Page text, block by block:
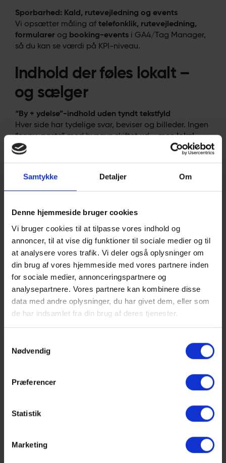
Samtykke Detaljer Om
Denne hjemmeside bruger cookies
Vi bruger cookies til at tilpasse vores indhold og
annoncer, til at vise dig funktioner til sociale medier og til
at analysere vores trafik. Vi deler også oplysninger om
din brug af vores hjemmeside med vores partnere inden
for sociale medier, annonceringspartnere og
analysepartnere. Vores partnere kan kombinere disse
data med andre oplysninger, du har givet dem, eller som
de har indsamlet fra din brug af deres tjenester.
Nødvendig
Præferencer
Statistik
Marketing
Sporbarhed: Kald, rutevejledning og events
Vi opsætter måling af telefonklik, rutevejledning,
formularer og booking-events i GA4/Tag Manager,
så du kan se værdi på KPI-niveau.
Indhold der føles lokalt –
og sælger
“By + ydelse”-indhold uden tyndt tekstfyld
Hver side har tydelige svar, beviser og billeder. Ingen
“copy-paste” med bynavn skiftet ud – menlokal
relevans
Kunder vælger hurtigere, når tvivlen forsvinder. Du får
sektioner, dersænker risikoogøger tillid: ofte
gennemsigtige priser.
Plan og pris for Lokal SEO —
sådan får du værdi fra uge
1
Lite (kickstart)
1–2 lokale landingssider (ydelse + by)
Basal anmeldelsesplaybook
Alt i Lite
Link- og omtaleplan lokalt